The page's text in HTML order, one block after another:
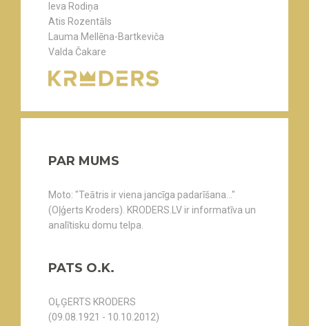
Ieva Rodiņa
Atis Rozentāls
Lauma Mellēna-Bartkeviča
Valda Čakare
PAR MUMS
Moto: "Teātris ir viena jancīga padarīšana..."
(Oļģerts Kroders). KRODERS.LV ir informatīva un
analītisku domu telpa.
PATS O.K.
OĻĢERTS KRODERS
(09.08.1921 - 10.10.2012)